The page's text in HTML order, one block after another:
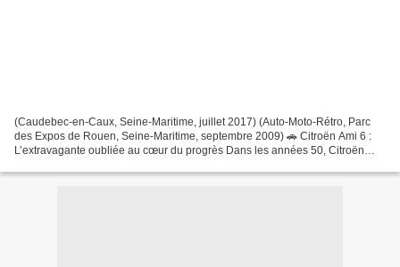
(Caudebec-en-Caux, Seine-Maritime, juillet 2017) (Auto-Moto-Rétro, Parc
des Expos de Rouen, Seine-Maritime, septembre 2009) 🚗 Citroën Ami 6 :
L’extravagante oubliée au cœur du progrès Dans les années 50, Citroën